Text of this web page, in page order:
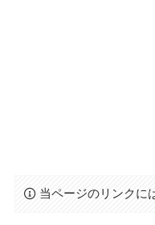
当ページのリンクに